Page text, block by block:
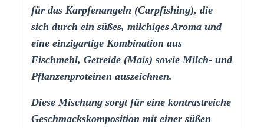
für das Karpfenangeln (Carpfishing), die
sich durch ein süßes, milchiges Aroma und
eine einzigartige Kombination aus
Fischmehl, Getreide (Mais) sowie Milch- und
Pflanzenproteinen auszeichnen.
Diese Mischung sorgt für eine kontrastreiche
Geschmackskomposition mit einer süßen